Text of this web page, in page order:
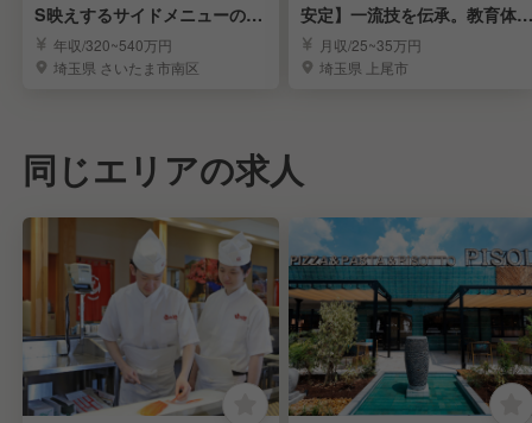
S映えするサイドメニューの発
案も叶う環境！
年収/320~540万円
埼玉県 さいたま市南区
安定】一流技を伝承。教育体制
万全で料理長目指す
月収/25~35万円
埼玉県 上尾市
同じエリアの求人